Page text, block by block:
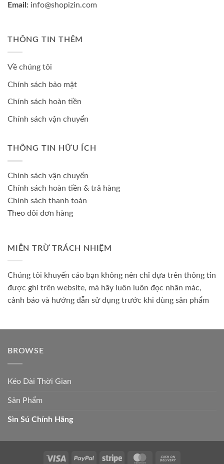
Email: info@shopizin.com
THÔNG TIN THÊM
Về chúng tôi
Chính sách bảo mật
Chính sách hoàn tiền
Chính sách vận chuyển
THÔNG TIN HỮU ÍCH
Chính sách vận chuyển
Chính sách hoàn tiền & trả hàng
Chính sách thanh toán
Theo dõi đơn hàng
MIỄN TRỪ TRÁCH NHIỆM
Chúng tôi khuyến cáo bạn không nên chỉ dựa trên thông tin
được ghi trên website, mà hãy luôn luôn đọc nhãn mác,
cảnh báo và hướng dẫn sử dụng trước khi dùng sản phẩm
BROWSE
Kéo Dài Thời Gian
Sản Phẩm
Sìn Sú Chính Hãng
Visa PayPal Stripe MasterCard